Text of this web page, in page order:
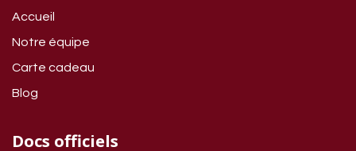
Accueil
Notre équipe
Carte cadeau
Blog
Docs officiels